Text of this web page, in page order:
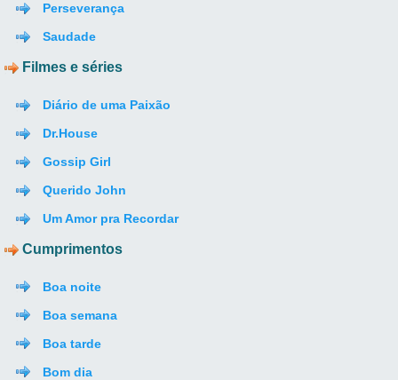
Perseverança
Saudade
Filmes e séries
Diário de uma Paixão
Dr.House
Gossip Girl
Querido John
Um Amor pra Recordar
Cumprimentos
Boa noite
Boa semana
Boa tarde
Bom dia